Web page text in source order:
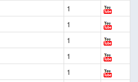
1
1
1
1
1